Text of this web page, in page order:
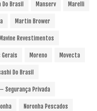
Do Brasil Manserv Marelli
Martin Brower
Mavine Revestimentos
Gerais Moreno Movecta
Do Brasil
– Segurança Privada
Noronha Pescados